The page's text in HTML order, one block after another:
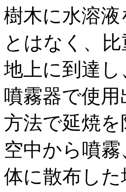
樹木に水溶
とはなく、
地上に到達
噴霧器で使
方法で延焼
空中から噴
体に散布し